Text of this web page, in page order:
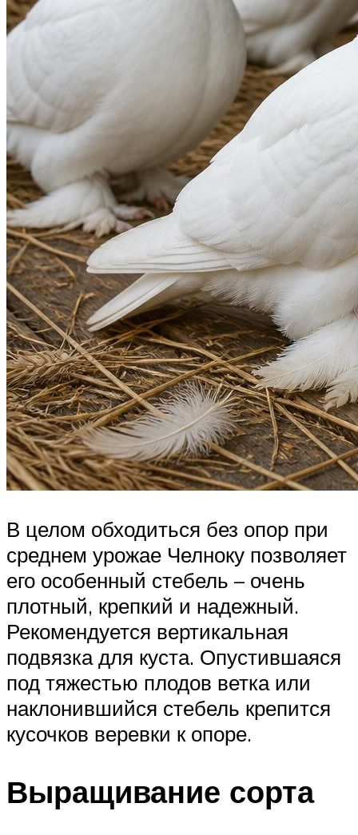
В целом обходиться без опор при
среднем урожае Челноку позволяет
его особенный стебель – очень
плотный, крепкий и надежный.
Рекомендуется вертикальная
подвязка для куста. Опустившаяся
под тяжестью плодов ветка или
наклонившийся стебель крепится
кусочков веревки к опоре.
Выращивание сорта